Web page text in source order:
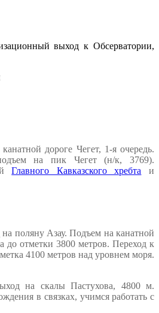
выход к Обсерватории,
дороге Чегет, 1-я очередь.
на пик Чегет(н/к, 3769).
Главного Кавказского хребта и
поляну Азау. Подъем на канатной
до отметки 3800 метров. Переход к
4100 метров над уровнем моря.
на скалы Пастухова, 4800 м.
в связках, учимся работать с